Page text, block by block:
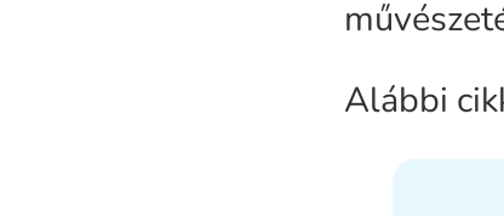
Alábbi